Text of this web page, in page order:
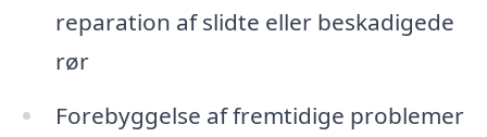
reparation af slidte eller beskadigede
rør
Forebyggelse af fremtidige problemer